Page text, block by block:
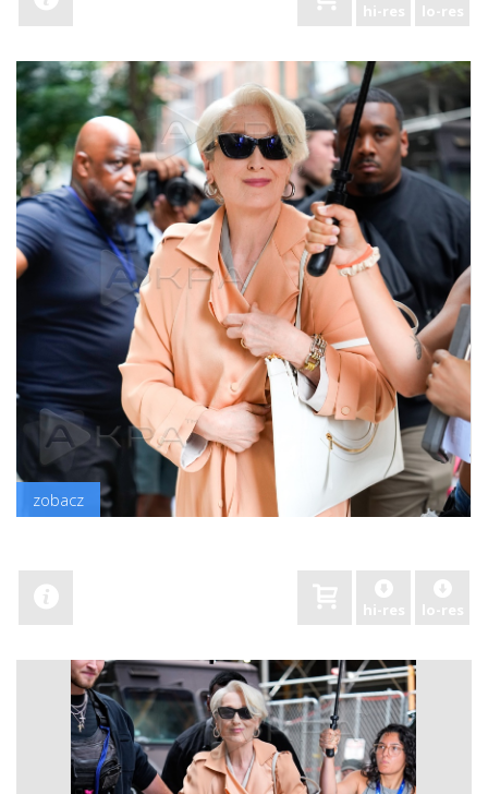
hi-res lo-res
zobacz
hi-res lo-res